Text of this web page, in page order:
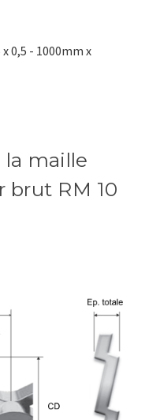
0,5 - 1000mm x
la maille
brut RM 10